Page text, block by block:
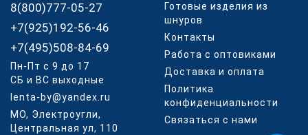
8(800)777-05-27
+7(925)192-56-46
+7(495)508-84-69
Пн-Пт с 9 до 17
СБ и ВС выходные
lenta-by@yandex.ru
МО, Электроугли,
Центральная ул, 110
Готовые изделия из
шнуров
Контакты
Работа с оптовиками
Доставка и оплата
Политика
конфиденциальности
Связаться с нами